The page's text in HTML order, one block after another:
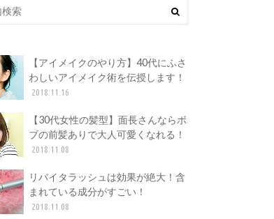
【アイメイクのやり方】40代にふさ
わしいアイメイク術を伝授します！
2018.11.16
【30代女性の髪型】面長さんならボ
ブの前髪ありで大人可愛くなれる！
2018.11.08
リバイタラッシュは効果が絶大！含
まれている成分がすごい！
2018.11.08